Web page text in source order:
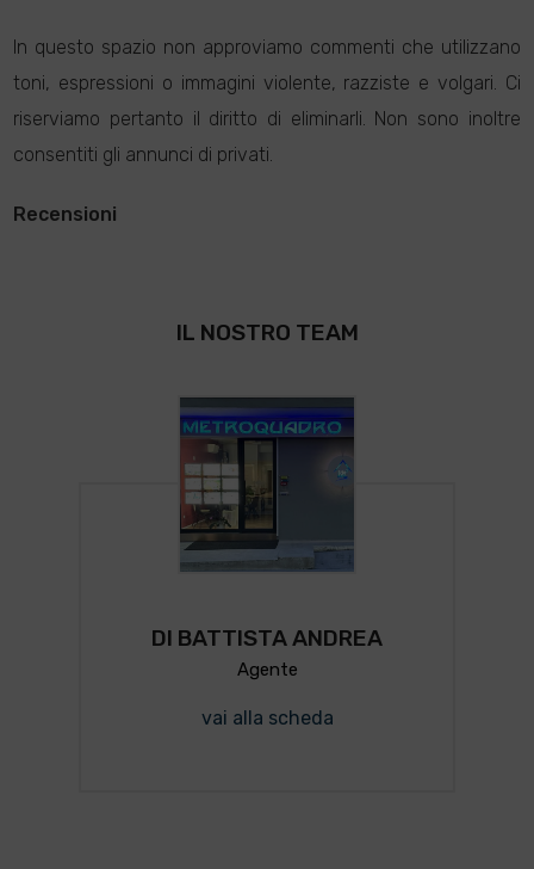
In questo spazio non approviamo commenti che utilizzano
toni, espressioni o immagini violente, razziste e volgari. Ci
riserviamo pertanto il diritto di eliminarli. Non sono inoltre
consentiti gli annunci di privati.
Recensioni
IL NOSTRO TEAM
DI BATTISTA ANDREA
Agente
vai alla scheda